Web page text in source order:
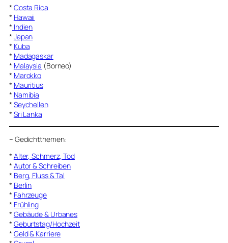
* Costa Rica
* Hawaii
* Indien
* Japan
* Kuba
* Madagaskar
* Malaysia (Borneo)
* Marokko
* Mauritius
* Namibia
* Seychellen
* Sri Lanka
– Gedichtthemen:
* Alter, Schmerz, Tod
* Autor & Schreiben
* Berg, Fluss & Tal
* Berlin
* Fahrzeuge
* Frühling
* Gebäude & Urbanes
* Geburtstag/Hochzeit
* Geld & Karriere